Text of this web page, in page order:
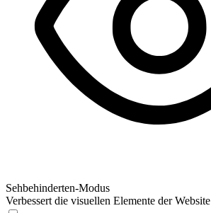
Sehbehinderten-Modus
Verbessert die visuellen Elemente der Website